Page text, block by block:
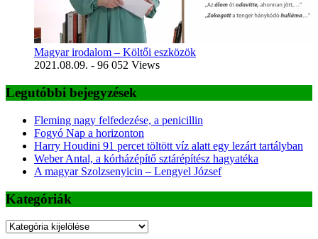
Magyar irodalom – Költői eszközök
2021.08.09. - 96 052 Views
Legutóbbi bejegyzések
Fleming nagy felfedezése, a penicillin
Fogyó Nap a horizonton
Harry Houdini 91 percet töltött víz alatt egy lezárt tartályban
Weber Antal, a kórházépítő sztárépítész hagyatéka
A magyar Szolzsenyicin – Lengyel József
Kategóriák
Kategóriák